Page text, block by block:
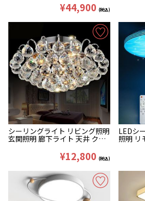
¥44,900 (税込)
シーリングライト リビング照明
玄関照明 廊下ライト 天井 クリ
¥12,800 (税込)
LEDシ
照明 リ